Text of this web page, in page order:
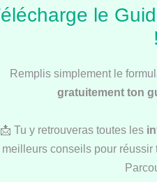
Lettres de motivation
le
!
Remplis simplement le
gratuitement ton
📩 Tu y retrouveras toutes les
meilleurs conseils pour